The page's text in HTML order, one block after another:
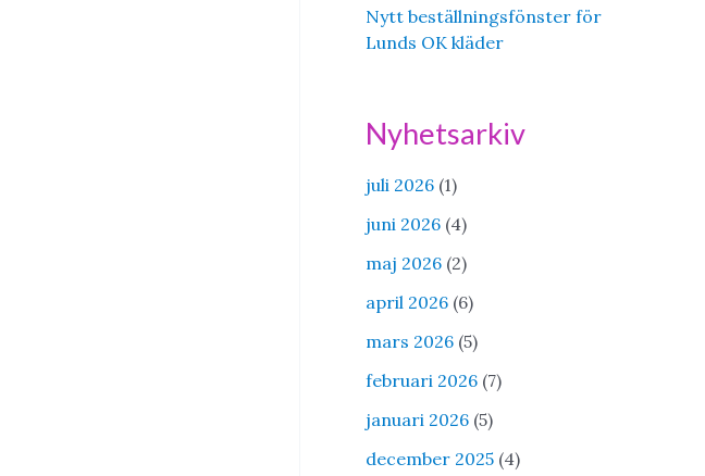
Nytt beställningsfönster för
Lunds OK kläder
Nyhetsarkiv
juli 2026 (1)
juni 2026 (4)
maj 2026 (2)
april 2026 (6)
mars 2026 (5)
februari 2026 (7)
januari 2026 (5)
december 2025 (4)